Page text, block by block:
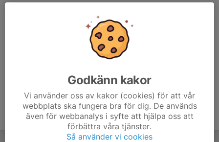
Godkänn kakor
Vi använder oss av kakor (cookies) för att vår
webbplats ska fungera bra för dig. De används
även för webbanalys i syfte att hjälpa oss att
förbättra våra tjänster.
Så använder vi cookies